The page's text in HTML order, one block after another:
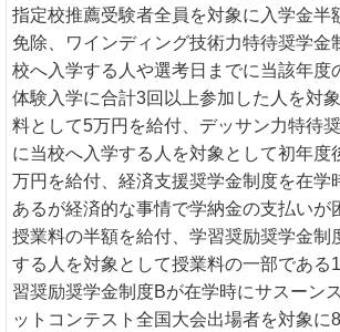
指定校推薦受験者全員を対象に入学金半
免除、ワインディング技術力特待奨学金
校へ入学する人や選考日までに当該年度
体験入学に合計3回以上参加した人を対
料として5万円を給付、デッサン力特待
に当校へ入学する人を対象として初年度
万円を給付、経済支援奨学金制度を在学
あるが経済的な事情で学納金の支払いが
授業料の半額を給付、学習奨励奨学金制
する人を対象として授業料の一部である
習奨励奨学金制度Bが在学時にサスーン
ットコンテスト全国大会出場者を対象に